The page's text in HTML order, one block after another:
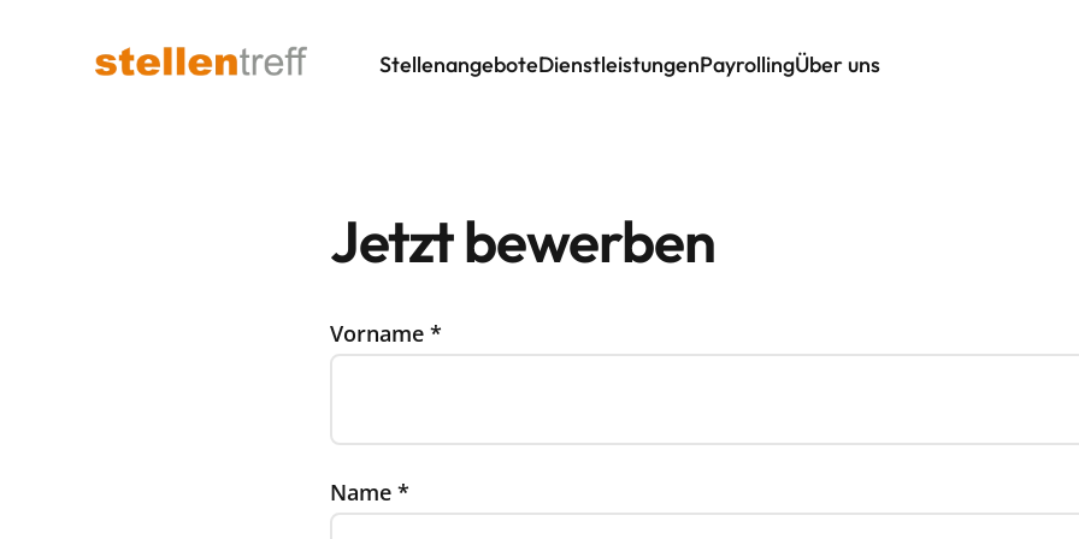
StellenangeboteDienstleistungenPayrollingÜber uns
Jetzt bewerben
Vorname *
Name *